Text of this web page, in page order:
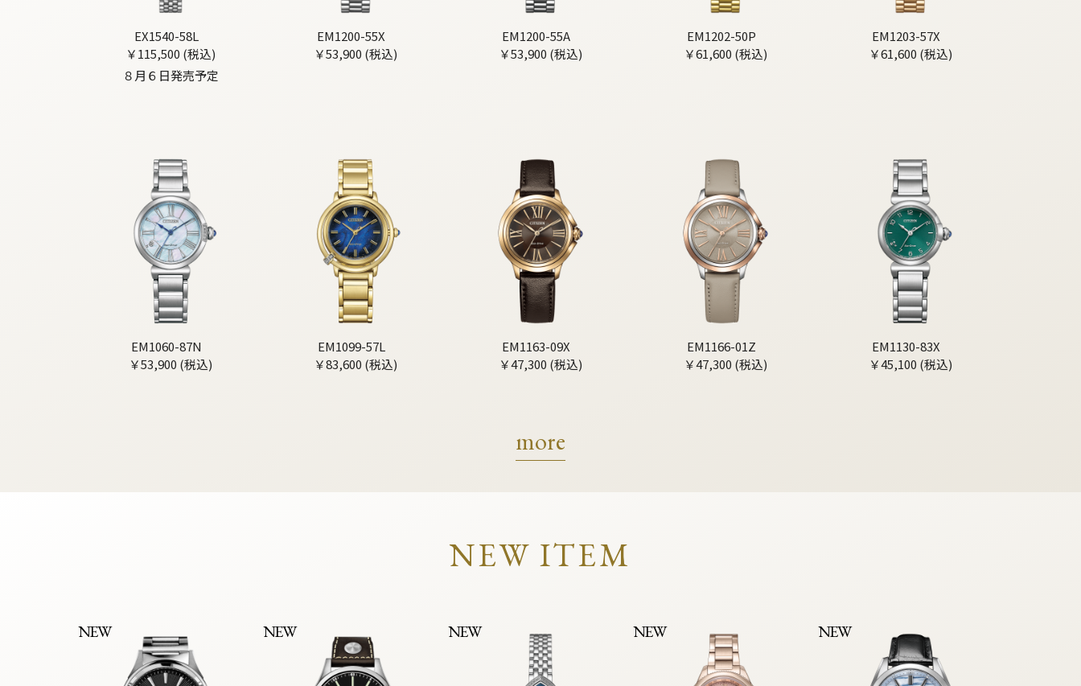
EX1540-58L
￥115,500 (税込)
８月６日発売予定
EM1200-55X
￥53,900 (税込)
EM1200-55A
￥53,900 (税込)
EM1202-50P
￥61,600 (税込)
EM1203-57X
￥61,600 (税込)
EM1060-87N
￥53,900 (税込)
EM1099-57L
￥83,600 (税込)
EM1163-09X
￥47,300 (税込)
EM1166-01Z
￥47,300 (税込)
EM1130-83X
￥45,100 (税込)
more
NEW ITEM
NEW NEW NEW NEW NEW